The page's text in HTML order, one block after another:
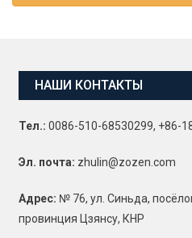
НАШИ КОНТАКТЫ
Тел.: 0086-510-68530299, +86-
Эл. почта: zhulin@zozen.com
Адрес: № 76, ул. Синьда,
провинция Цзянсу, КНР